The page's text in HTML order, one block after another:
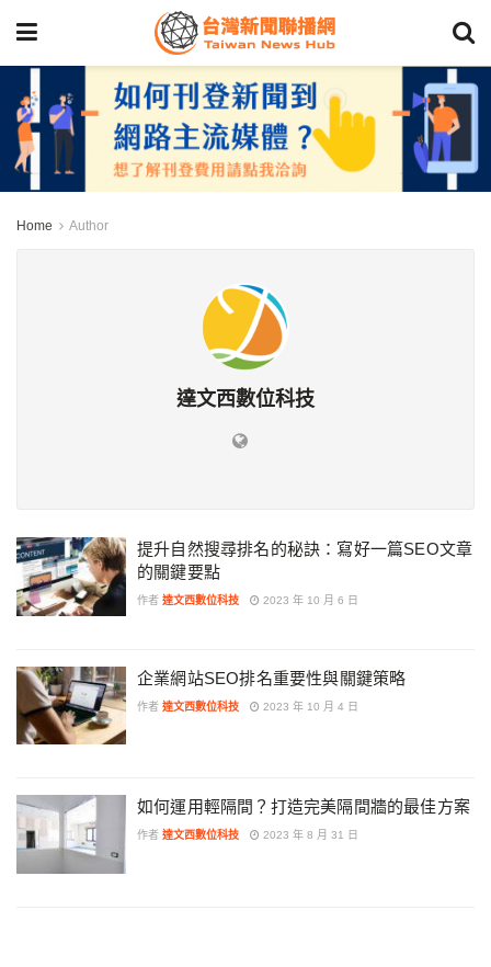
Home Author
達文西數位科技
提升自然搜尋排名的秘訣：寫好一篇SEO文章
的關鍵要點
作者 達文西數位科技 2023 年 10 月 6 日
企業網站SEO排名重要性與關鍵策略
作者 達文西數位科技 2023 年 10 月 4 日
如何運用輕隔間？打造完美隔間牆的最佳方案
作者 達文西數位科技 2023 年 8 月 31 日